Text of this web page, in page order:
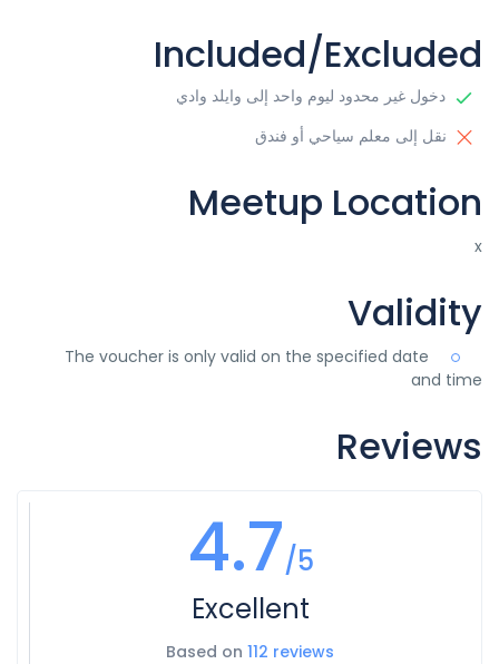
Included/Excluded
دخول غير محدود ليوم واحد إلى وايلد وادي
نقل إلى معلم سياحي أو فندق
Meetup Location
x
Validity
The voucher is only valid on the specified date
and time
Reviews
4.7/5
Excellent
Based on 112 reviews